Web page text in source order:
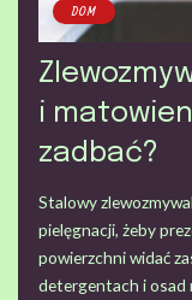
DOM
i
zadbać?
Stalowy
pielęgnacji, żeby
powierzchni widać
detergentach i osad